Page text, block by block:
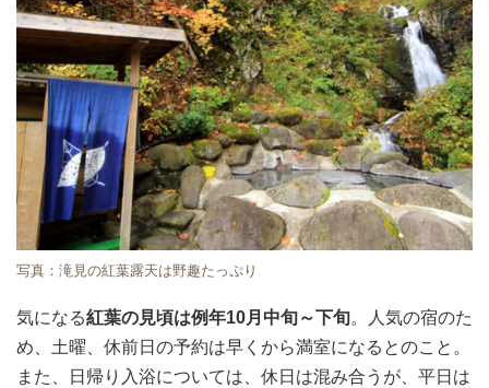
写真：滝見の紅葉露天は野趣たっぷり
気になる紅葉の見頃は例年10月中旬～下旬。人気の宿のた
め、土曜、休前日の予約は早くから満室になるとのこと。
また、日帰り入浴については、休日は混み合うが、平日は